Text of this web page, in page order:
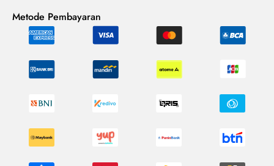
Metode Pembayaran